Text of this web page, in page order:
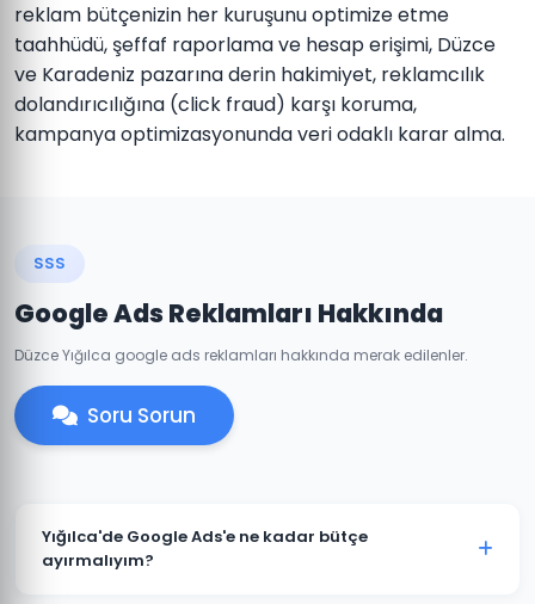
reklam bütçenizin her kuruşunu optimize etme
taahhüdü, şeffaf raporlama ve hesap erişimi, Düzce
ve Karadeniz pazarına derin hakimiyet, reklamcılık
dolandırıcılığına (click fraud) karşı koruma,
kampanya optimizasyonunda veri odaklı karar alma.
SSS
Google Ads Reklamları Hakkında
Düzce Yığılca google ads reklamları hakkında merak edilenler.
Soru Sorun
Yığılca'de Google Ads'e ne kadar bütçe
ayırmalıyım?